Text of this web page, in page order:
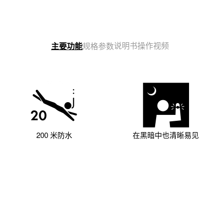
主要功能规格参数说明书操作视频
200 米防水 在黑暗中也清晰易见